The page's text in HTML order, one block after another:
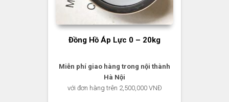
Đồng Hồ Áp Lực 0 – 20kg
Miễn phí giao hàng trong nội thành
Hà Nội
với đơn hàng trên 2,500,000 VNĐ